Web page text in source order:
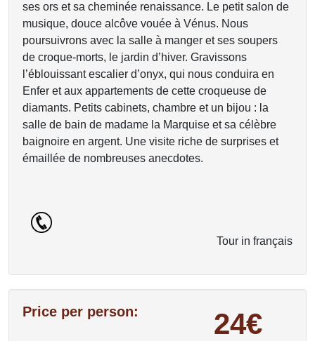
ses ors et sa cheminée renaissance. Le petit salon de
musique, douce alcôve vouée à Vénus. Nous
poursuivrons avec la salle à manger et ses soupers
de croque-morts, le jardin d’hiver. Gravissons
l’éblouissant escalier d’onyx, qui nous conduira en
Enfer et aux appartements de cette croqueuse de
diamants. Petits cabinets, chambre et un bijou : la
salle de bain de madame la Marquise et sa célèbre
baignoire en argent. Une visite riche de surprises et
émaillée de nombreuses anecdotes.
Tour in français
Price per person: 24€